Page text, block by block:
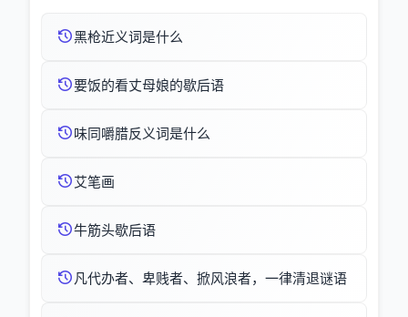
黑枪近义词是什么
要饭的看丈母娘的歇后语
味同嚼腊反义词是什么
艾笔画
牛筋头歇后语
凡代办者、卑贱者、掀风浪者，一律清退谜语